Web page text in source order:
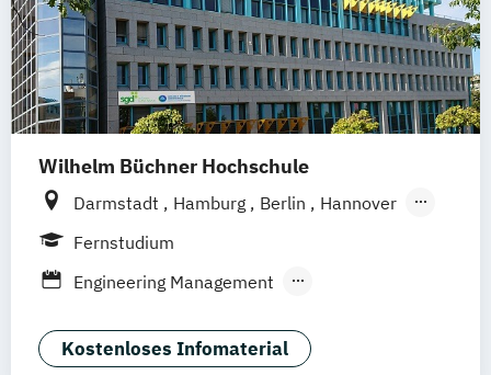
Wilhelm Büchner Hochschule
Darmstadt Hamburg Berlin
Hannover
Bonn
Nürnberg
Zürich Rostock Dortmund
Fernstudium
Engineering Management
Kostenloses Infomaterial